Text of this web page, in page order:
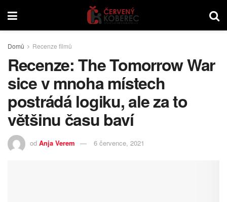
Domů Recenze filmů
Recenze: The Tomorrow War
sice v mnoha místech
postrádá logiku, ale za to
většinu času baví
od Anja Verem 6 července, 2021